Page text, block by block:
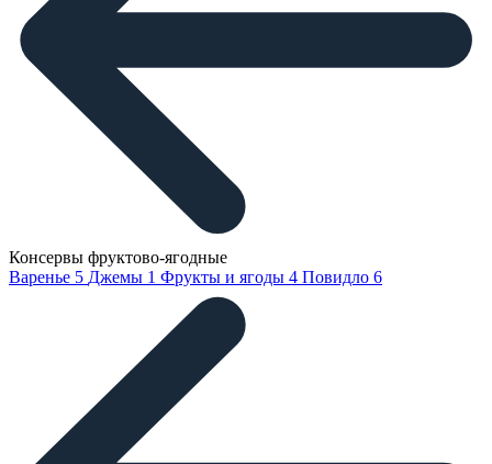
Консервы фруктово-ягодные
Варенье 5 Джемы 1 Фрукты и ягоды 4 Повидло 6